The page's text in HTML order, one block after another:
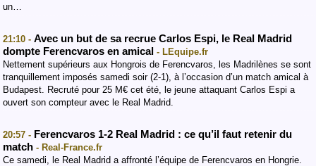
un…
21:10 - Avec un but de sa recrue Carlos Espi, le Real Madrid
dompte Ferencvaros en amical - LEquipe.fr
Nettement supérieurs aux Hongrois de Ferencvaros, les Madrilènes se sont
tranquillement imposés samedi soir (2-1), à l’occasion d’un match amical à
Budapest. Recruté pour 25 M€ cet été, le jeune attaquant Carlos Espi a
ouvert son compteur avec le Real Madrid.
20:57 - Ferencvaros 1-2 Real Madrid : ce qu’il faut retenir du
match - Real-France.fr
Ce samedi, le Real Madrid a affronté l’équipe de Ferencvaros en Hongrie.